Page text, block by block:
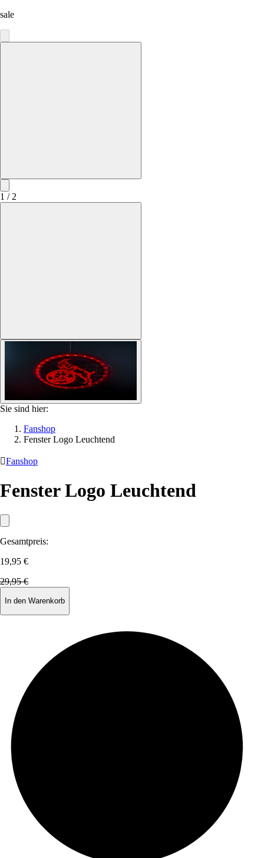
sale
1 / 2
Sie sind hier:
Fanshop
Fenster Logo Leuchtend
Fanshop
Fenster Logo Leuchtend
Gesamtpreis:
19,95 €
29,95 €
In den Warenkorb